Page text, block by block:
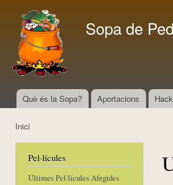
Sopa de
Menú principal
Què és la Sopa? Aportacions
Inici
Pel·lícules
Últimes Pel·lícules Afegides